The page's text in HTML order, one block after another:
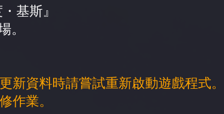
基斯』
新資料時請嘗試重新啟動遊戲程式。
作業。